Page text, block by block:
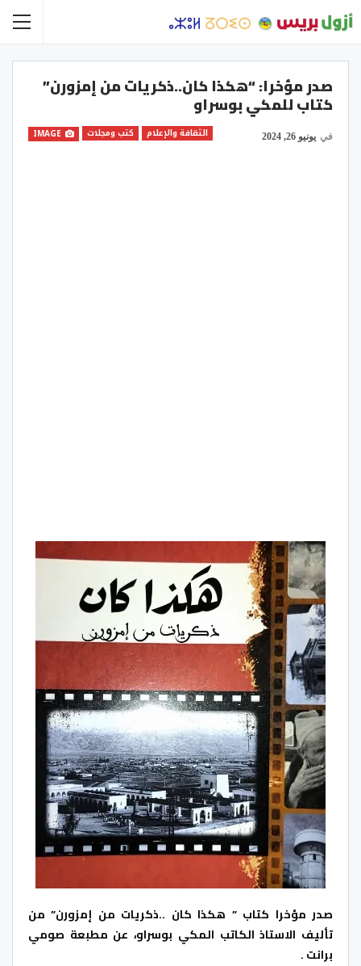
صدر مؤخرا: “هكذا كان..ذكريات من إمزورن”
كتاب للمكي بوسراو
الثقافة والإعلام كتب ومجلات في يونيو 26, 2024
صدر مؤخرا كتاب ” هكذا كان ..ذكريات من إمزورن” من
تأليف الاستاذ الكاتب المكي بوسراو، عن مطبعة صومي
برانت .